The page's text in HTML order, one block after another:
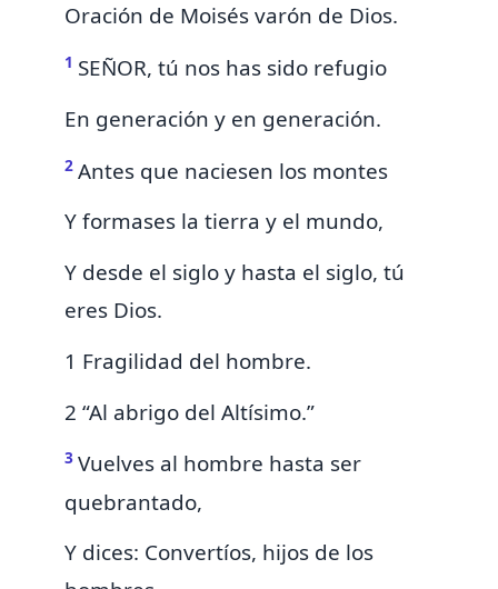
Oración de Moisés varón de Dios.
1 SEÑOR, tú nos has sido refugio
En generación y en generación.
2 Antes que naciesen los montes
Y formases la tierra y el mundo,
Y desde el siglo y hasta el siglo, tú
eres Dios.
1 Fragilidad del hombre.
2 “Al abrigo del Altísimo.”
3 Vuelves al hombre hasta ser
quebrantado,
Y dices: Convertíos, hijos de los